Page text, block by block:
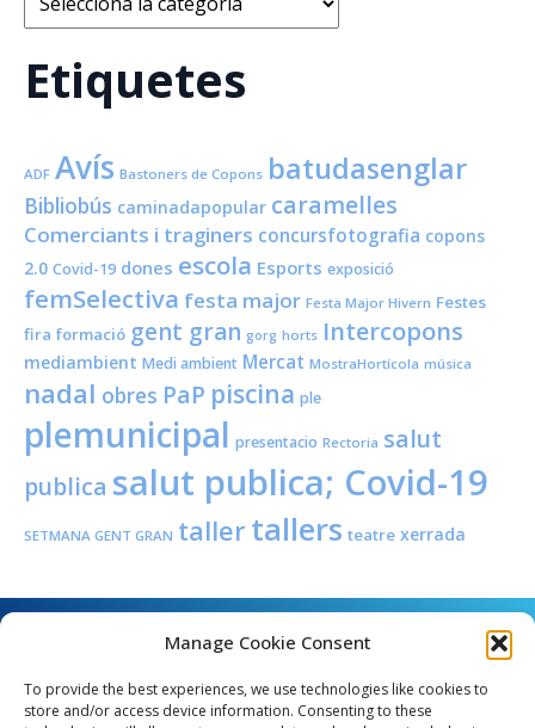
Manage Cookie Consent
To provide the best experiences, we use technologies like cookies to
store and/or access device information. Consenting to these
Etiquetes
ADF Avís Bastoners de Copons batudasenglar
Bibliobús caminadapopular caramelles
Comerciants i traginers concursfotografia copons
2.0 Covid-19 dones escola Esports exposició
femSelectiva festa major Festa Major Hivern Festes
fira formació gent gran gorg horts Intercopons
mediambient Medi ambient Mercat MostraHortícola música
nadal obres PaP piscina ple
plemunicipal presentacio Rectoria salut
publica salut publica; Covid-19
SETMANA GENT GRAN taller tallers teatre xerrada